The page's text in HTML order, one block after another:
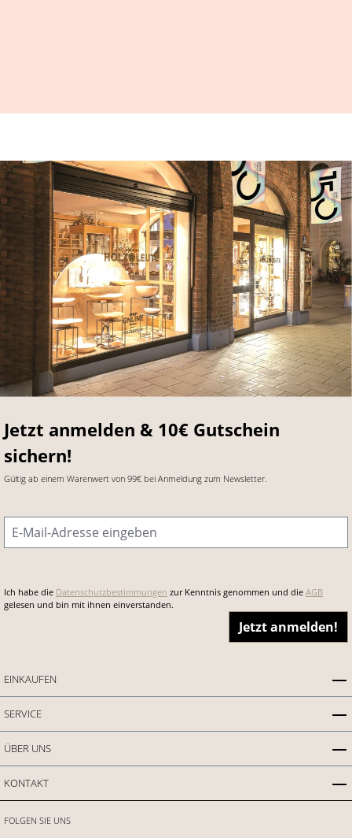
Jetzt anmelden & 10€ Gutschein
sichern!
Gültig ab einem Warenwert von 99€ bei Anmeldung zum Newsletter.
E-Mail-Adresse
Ich habe die Datenschutzbestimmungen zur Kenntnis genommen und die AGB
gelesen und bin mit ihnen einverstanden.
Jetzt anmelden!
EINKAUFEN
SERVICE
ÜBER UNS
KONTAKT
FOLGEN SIE UNS